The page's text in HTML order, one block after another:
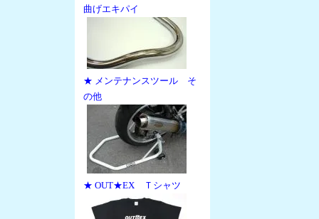
曲げエキパイ
★ メンテナンスツール そ
の他
★ OUT★EX Ｔシャツ